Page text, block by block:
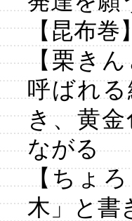
【昆布巻
【栗き
呼ばれ
き、黄
ながる
【ちょ
木」と書